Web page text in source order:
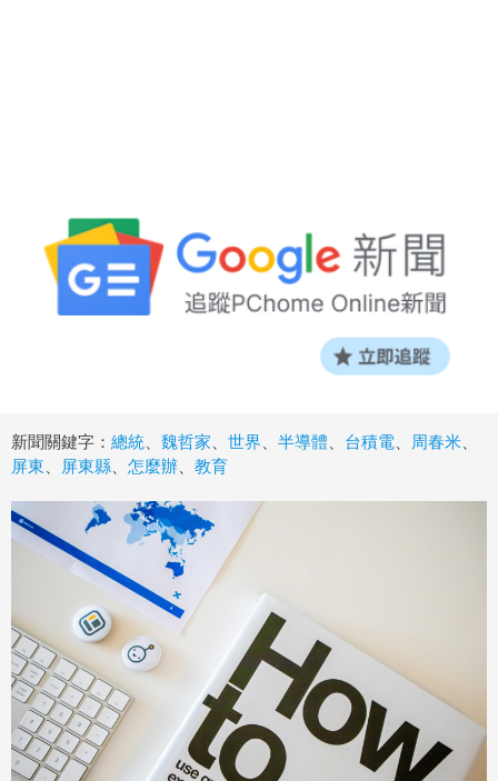
新聞關鍵字： 總統 魏哲家 世界 半導體 台積電 周春米
屏東
屏東縣 怎麼辦 教育